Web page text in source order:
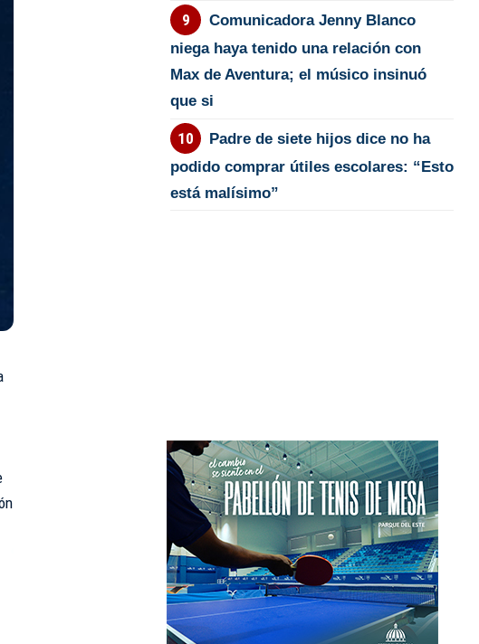
Comunicadora Jenny Blanco
niega haya tenido una relación con
Max de Aventura; el músico insinuó
que si
Padre de siete hijos dice no ha
podido comprar útiles escolares: “Esto
está malísimo”